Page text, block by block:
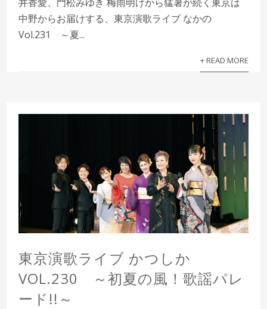
中野からお届けする、東京演歌ライブ なかの
Vol.231 ～夏...
+ READ MORE
東京演歌ライブ かつしか
VOL.230 ～初夏の風！歌謡パレ
ード!!～